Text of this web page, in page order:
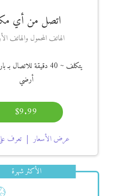
اتصل من أي
الهاتف المحمول والهاتف
يتكلف~ 40 دقيقة
للاتصال بـ
أرضي
$9.99
عرض الأسعار تعرف
الأكثر شهرة